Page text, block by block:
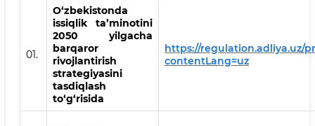
01.
O‘zbekistonda
issiqlik ta’minotini
2050 yilgacha
barqaror
rivojlantirish
strategiyasini
tasdiqlash
to‘g‘risida
https://regulation.adliya.uz/
contentLang=uz